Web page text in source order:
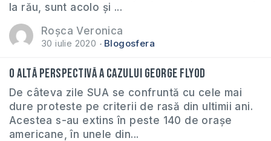
la rău, sunt acolo și ...
Roșca Veronica
30 iulie 2020 Blogosfera
O altă perspectivă a cazului George Flyod
De câteva zile SUA se confruntă cu cele mai
dure proteste pe criterii de rasă din ultimii ani.
Acestea s-au extins în peste 140 de orașe
americane, în unele din...